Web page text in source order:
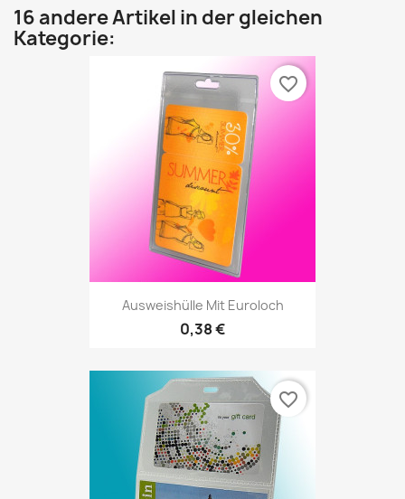
16 andere Artikel in der gleichen
Kategorie:
Ausweishülle Mit Euroloch
0,38 €
favorite_border
favorite_border